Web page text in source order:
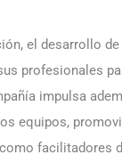
el desarrollo
profesionales
impulsa
equipos,
facilitadores